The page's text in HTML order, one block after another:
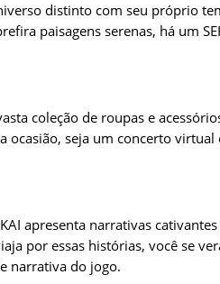
distinto com seu próprio
paisagens serenas, há um
coleção de roupas e
ocasião, seja um concerto virtual
apresenta narrativas cativantes
por essas histórias, você se
narrativa do jogo.